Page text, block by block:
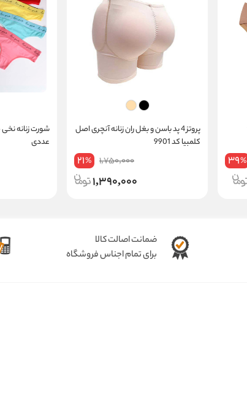
39%
پروتز 4 پد باسن و بغل ران زنانه آنچری اصل
کلمبیا کد 9901
1,750,000
21%
1,390,000
عددی
ضمانت اصالت کالا
برای تمام اجناس فروشگاه